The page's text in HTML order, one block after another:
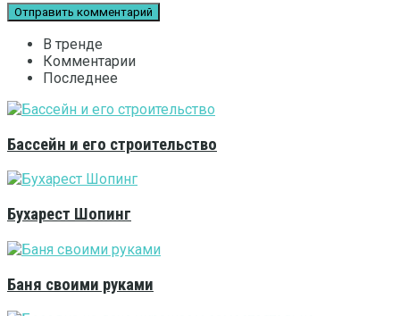
В тренде
Комментарии
Последнее
Бассейн и его строительство
Бухарест Шопинг
Баня своими руками